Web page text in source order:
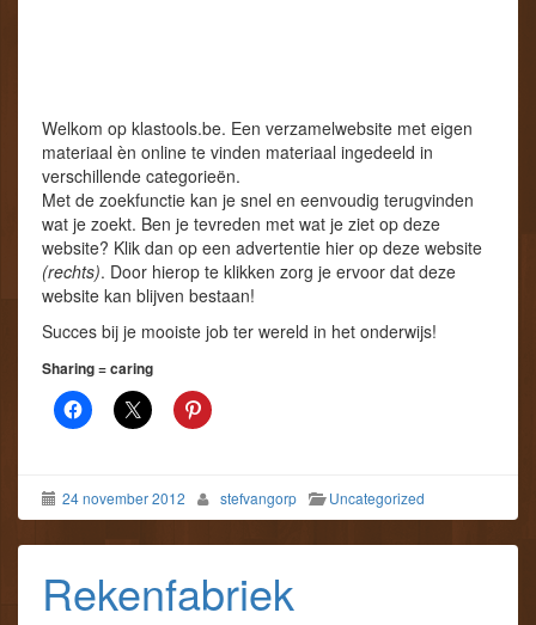
Welkom op klastools.be. Een verzamelwebsite met eigen
materiaal èn online te vinden materiaal ingedeeld in
verschillende categorieën.
Met de zoekfunctie kan je snel en eenvoudig terugvinden
wat je zoekt. Ben je tevreden met wat je ziet op deze
website? Klik dan op een advertentie hier op deze website
(rechts). Door hierop te klikken zorg je ervoor dat deze
website kan blijven bestaan!
Succes bij je mooiste job ter wereld in het onderwijs!
Sharing = caring
24 november 2012 stefvangorp Uncategorized
Rekenfabriek